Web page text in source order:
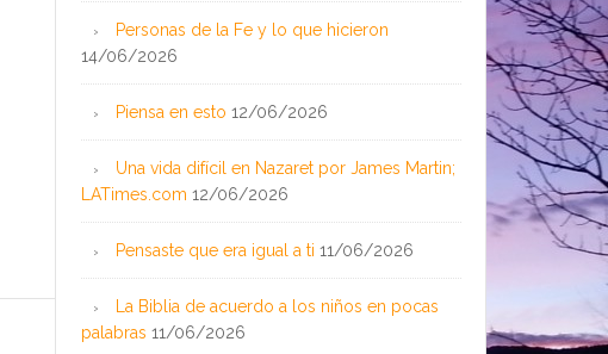
Personas de la Fe y lo que hicieron
14/06/2026
Piensa en esto 12/06/2026
Una vida difícil en Nazaret por James Martin;
LATimes.com 12/06/2026
Pensaste que era igual a ti 11/06/2026
La Biblia de acuerdo a los niños en pocas
palabras 11/06/2026